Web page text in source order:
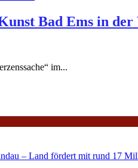
Bad Ems in
im...
– Land fördert mit rund 17